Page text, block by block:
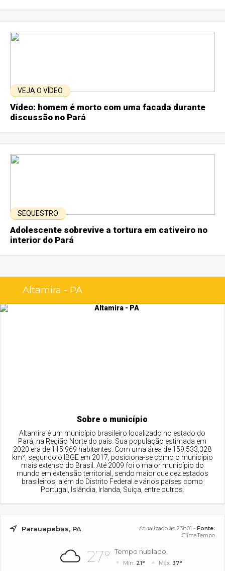
VEJA O VÍDEO
Vídeo: homem é morto com uma facada durante
discussão no Pará
SEQUESTRO
Adolescente sobrevive a tortura em cativeiro no
interior do Pará
Altamira - PA
Sobre o município
Altamira é um município brasileiro localizado no estado do
Pará, na Região Norte do país. Sua população estimada em
2020 era de 115 969 habitantes. Com uma área de 159 533,328
km², segundo o IBGE em 2017, posiciona-se como o município
mais extenso do Brasil. Até 2009 foi o maior município do
mundo em extensão territorial, sendo maior que dez estados
brasileiros, além do Distrito Federal e vários países como
Portugal, Islândia, Irlanda, Suíça, entre outros.
Parauapebas, PA Atualizado às 23h01 - Fonte:
ClimaTempo
27° Tempo nublado
Mín. 21° Máx. 37°